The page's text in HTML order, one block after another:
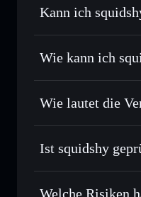
Sofort tauschen–
Privat senden–
Aggregators
Kann ich
Wie kann ich
Wie lautet die
Wallet
SQY
Ist squidshy
squidshy
Welche Risiken